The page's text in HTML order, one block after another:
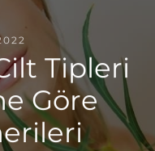
Tipleri
Göre